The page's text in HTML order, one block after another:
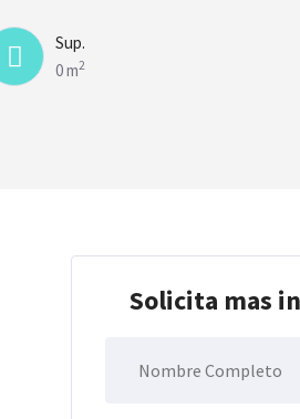
Sup.
0 m2
Solicita mas